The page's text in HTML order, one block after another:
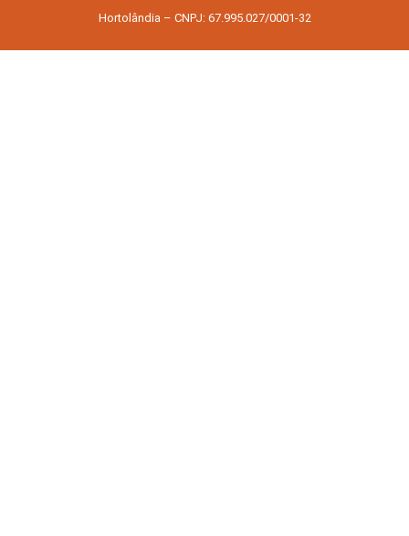
Hortolândia – CNPJ: 67.995.027/0001-32